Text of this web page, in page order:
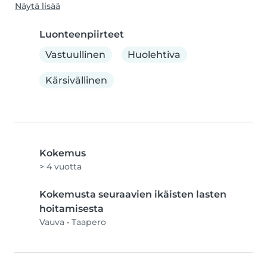
Näytä lisää
Luonteenpiirteet
Vastuullinen
Huolehtiva
Kärsivällinen
Kokemus
> 4 vuotta
Kokemusta seuraavien ikäisten lasten
hoitamisesta
Vauva • Taapero